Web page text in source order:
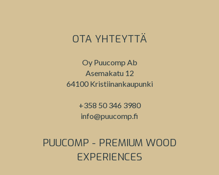
OTA YHTEYTTÄ
Oy Puucomp Ab
Asemakatu 12
64100 Kristiinankaupunki
+358 50 346 3980
info@puucomp.fi
PUUCOMP - PREMIUM WOOD
EXPERIENCES